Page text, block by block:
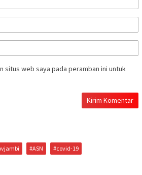
situs web saya pada peramban ini untuk
#ASN #covid-19